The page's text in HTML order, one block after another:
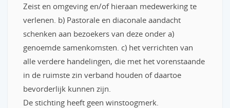
Zeist en omgeving en/of hieraan medewerking te
verlenen. b) Pastorale en diaconale aandacht
schenken aan bezoekers van deze onder a)
genoemde samenkomsten. c) het verrichten van
alle verdere handelingen, die met het vorenstaande
in de ruimste zin verband houden of daartoe
bevorderlijk kunnen zijn.
De stichting heeft geen winstoogmerk.